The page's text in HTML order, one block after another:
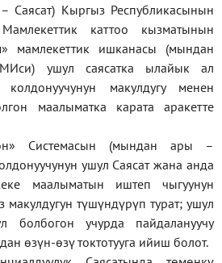
Саясат) Кыргыз Республикасынын
каттоо кызматынын
мамлекеттик ишканасы (мындан
ушул саясатка ылайык ал
макулдугу менен
маалыматка карата аракетте
Системасын (мындан ары –
ушул Саясат жана анда
маалыматын иштеп чыгуунун
макулдугун түшүндүрүп турат; ушул
болбогон учурда пайдалануучу
өзүн-өзү токтотууга ийиш болот.